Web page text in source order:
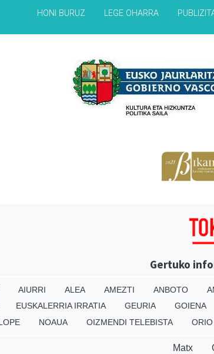
HONI BURUZ LEGE OHARRA
Gertuko
AIURRI ALEA AMEZTI ANBOTO
EUSKALERRIA IRRATIA GEURIA GOIENA
NOAUA OIZMENDI TELEBISTA
Matx